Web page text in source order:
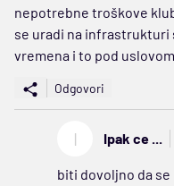
nepotrebne troškove
se uradi na infrastrukturi
vremena i to pod
Odgovori
I Ipak ce ...
biti dovoljno da se